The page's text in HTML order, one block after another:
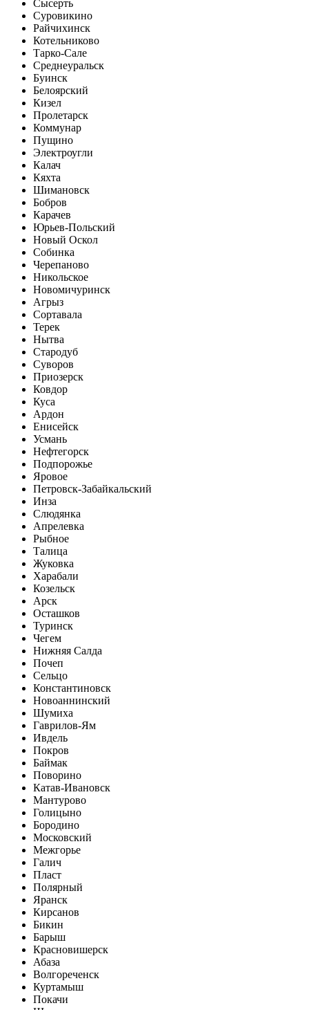
Сысерть
Суровикино
Райчихинск
Котельниково
Тарко-Сале
Среднеуральск
Буинск
Белоярский
Кизел
Пролетарск
Коммунар
Пущино
Электроугли
Калач
Кяхта
Шимановск
Бобров
Карачев
Юрьев-Польский
Новый Оскол
Собинка
Черепаново
Никольское
Новомичуринск
Агрыз
Сортавала
Терек
Нытва
Стародуб
Суворов
Приозерск
Ковдор
Куса
Ардон
Енисейск
Усмань
Нефтегорск
Подпорожье
Яровое
Петровск-Забайкальский
Инза
Слюдянка
Апрелевка
Рыбное
Талица
Жуковка
Харабали
Козельск
Арск
Осташков
Туринск
Чегем
Нижняя Салда
Почеп
Сельцо
Константиновск
Новоаннинский
Шумиха
Гаврилов-Ям
Ивдель
Покров
Баймак
Поворино
Катав-Ивановск
Мантурово
Голицыно
Бородино
Московский
Межгорье
Галич
Пласт
Полярный
Яранск
Кирсанов
Бикин
Барыш
Красновишерск
Абаза
Волгореченск
Куртамыш
Покачи